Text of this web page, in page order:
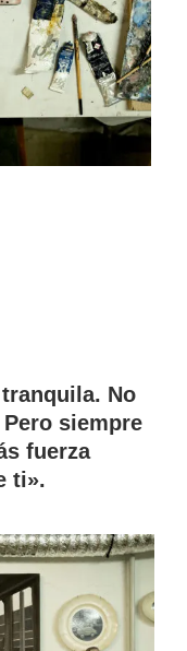
No
siempre
fuerza
ti».